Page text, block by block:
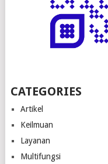
CATEGORIES
Artikel
Keilmuan
Layanan
Multifungsi